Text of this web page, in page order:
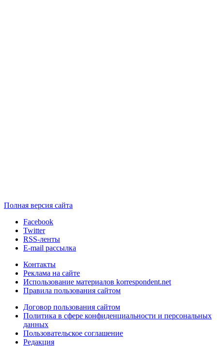
Полная версия сайта
Facebook
Twitter
RSS-ленты
E-mail рассылка
Контакты
Реклама на сайте
Использование материалов korrespondent.net
Правила пользования сайтом
Договор пользования сайтом
Политика в сфере конфиденциальности и персональных
данных
Пользовательское соглашение
Редакция